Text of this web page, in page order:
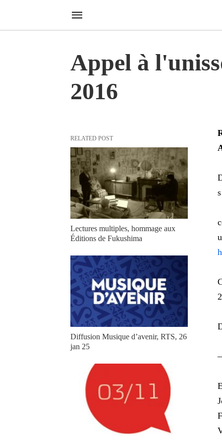
Appel à
2016
RELATED POST
Lectures multiples, hommage aux
Éditions de Fukushima
Diffusion Musique d’avenir, RTS, 26
jan 25